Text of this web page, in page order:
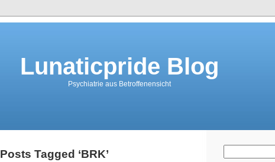
Lunaticpride Blog
Psychiatrie aus Betroffenensicht
Posts Tagged ‘BRK’